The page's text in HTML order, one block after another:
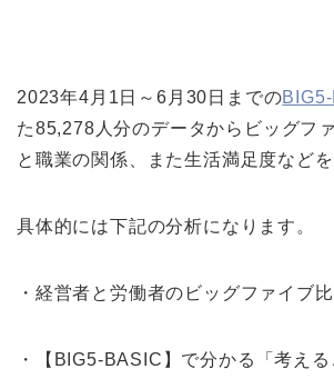
2023年4月1日～6月30日までの
た85,278人分のデータからビッグフ
と職業の関係、また生活満足度などを
具体的には下記の分析になります。
・経営者と労働者のビッグファイブ
・【BIG5-BASIC】で分かる「考え